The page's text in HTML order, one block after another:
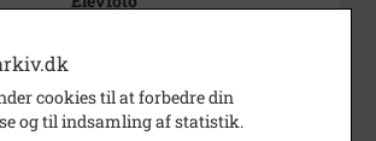
1911
J.Hansen
cookies til at forbedre din
og til indsamling af statistik.